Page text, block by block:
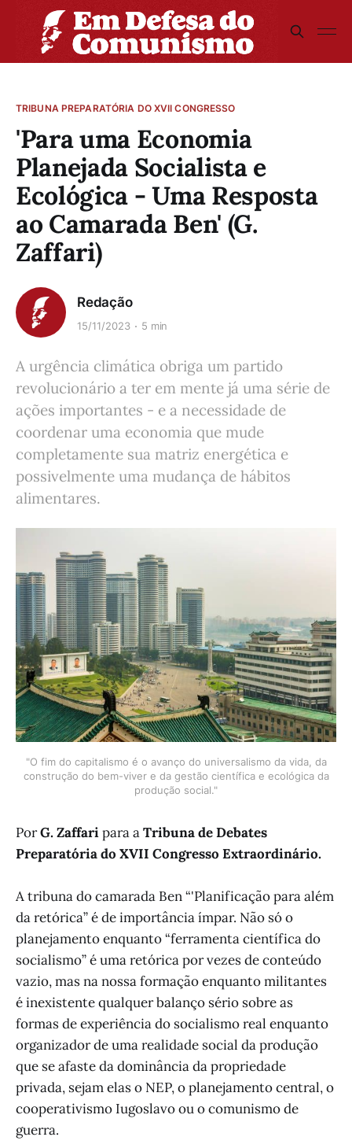
TRIBUNA PREPARATÓRIA DO XVII CONGRESSO
'Para uma Economia
Planejada Socialista e
Ecológica - Uma Resposta
ao Camarada Ben' (G.
Zaffari)
Redação
15/11/2023 5 min
A urgência climática obriga um partido
revolucionário a ter em mente já uma série de
ações importantes - e a necessidade de
coordenar uma economia que mude
completamente sua matriz energética e
possivelmente uma mudança de hábitos
alimentares.
"O fim do capitalismo é o avanço do universalismo da vida, da
construção do bem-viver e da gestão científica e ecológica da
produção social."
PorG. Zaffaripara aTribuna de Debates
Preparatória do XVII Congresso Extraordinário.
A tribuna do camarada Ben “'Planificação para além
da retórica” é de importância ímpar. Não só o
planejamento enquanto “ferramenta científica do
socialismo” é uma retórica por vezes de conteúdo
vazio, mas na nossa formação enquanto militantes
é inexistente qualquer balanço sério sobre as
formas de experiência do socialismo real enquanto
organizador de uma realidade social da produção
que se afaste da dominância da propriedade
privada, sejam elas o NEP, o planejamento central, o
cooperativismo Iugoslavo ou o comunismo de
guerra.